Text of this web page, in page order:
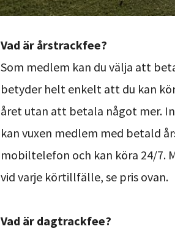
Vad är årstrackfee?
Som medlem kan du välja att
betyder helt enkelt att du kan
året utan att betala något mer.
kan vuxen medlem med betald
mobiltelefon och kan köra 24/7.
vid varje körtillfälle, se pris ovan.
Vad är dagtrackfee?